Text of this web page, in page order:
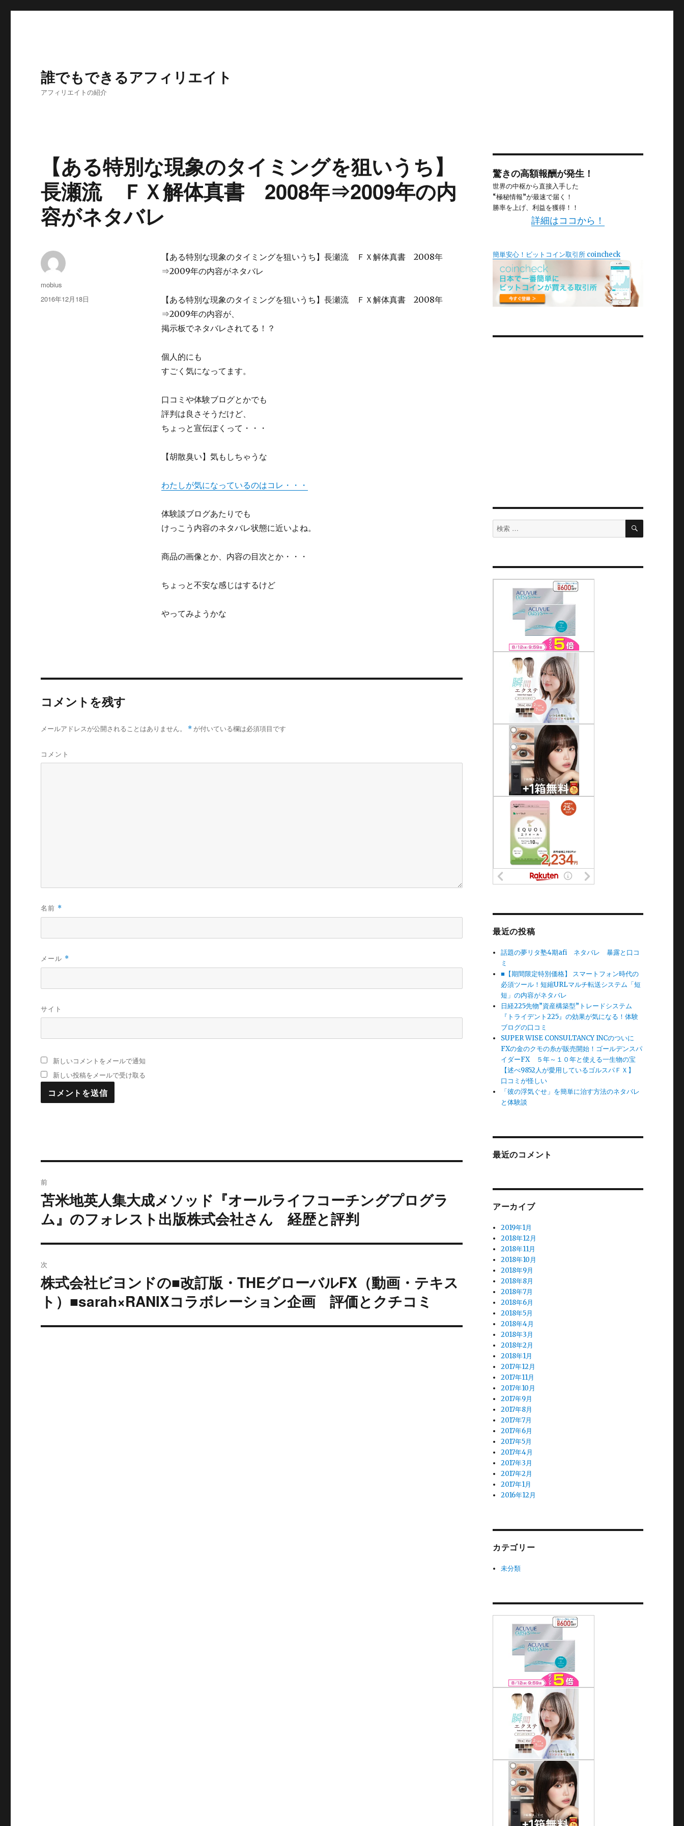
誰でもできるアフィリエイト
アフィリエイトの紹介
【ある特別な現象のタイミングを狙いうち】
長瀬流 ＦＸ解体真書 2008年⇒2009年の内
容がネタバレ
【ある特別な現象のタイミングを狙いうち】長瀬流 ＦＸ解体真書 2008年
⇒2009年の内容がネタバレ
【ある特別な現象のタイミングを狙いうち】長瀬流 ＦＸ解体真書 2008年
⇒2009年の内容が、
掲示板でネタバレされてる！？
個人的にも
すごく気になってます。
口コミや体験ブログとかでも
評判は良さそうだけど、
ちょっと宣伝ぽくって・・・
【胡散臭い】気もしちゃうな
わたしが気になっているのはコレ・・・
体験談ブログあたりでも
けっこう内容のネタバレ状態に近いよね。
商品の画像とか、内容の目次とか・・・
ちょっと不安な感じはするけど
やってみようかな
投
稿
mobius
投
2016年12月18日
コメントを残す
メールアドレスが公開されることはありません。 * が付いている欄は必須項目です
コメント
名前 *
メール *
サイト
新しいコメントをメールで通知
新しい投稿をメールで受け取る
稿
ナ
ゲ
ー
シ
ョ
前
過
去
の
投
苫米地英人集大成メソッド『オールライフコーチングプログラ
ム』のフォレスト出版株式会社さん 経歴と評判
次
次
の
投
稿:
株式会社ビヨンドの■改訂版・THEグローバルFX（動画・テキス
ト）■sarah×RANIXコラボレーション企画 評価とクチコミ
驚きの高額報酬が発生！
世界の中枢から直接入手した
“極秘情報”が最速で届く！
勝率を上げ、利益を獲得！！
詳細はココから！
簡単安心！ビットコイン取引所 coincheck
検
索
検
最近の投稿
話題の夢リタ塾4期afi ネタバレ 暴露と口コ
ミ
■【期間限定特別価格】 スマートフォン時代の
必須ツール！短縮URLマルチ転送システム「短
短」の内容がネタバレ
日経225先物”資産構築型”トレードシステム
『トライデント225』の効果が気になる！体験
ブログの口コミ
SUPER WISE CONSULTANCY INCのついに
FXの金のクモの糸が販売開始！ゴールデンスパ
イダーFX ５年～１０年と使える一生物の宝
【述べ9852人が愛用しているゴルスパＦＸ】
口コミが怪しい
「彼の浮気ぐせ」を簡単に治す方法のネタバレ
と体験談
最近のコメント
アーカイブ
2019年1月
2018年12月
2018年11月
2018年10月
2018年9月
2018年8月
2018年7月
2018年6月
2018年5月
2018年4月
2018年3月
2018年2月
2018年1月
2017年12月
2017年11月
2017年10月
2017年9月
2017年8月
2017年7月
2017年6月
2017年5月
2017年4月
2017年3月
2017年2月
2017年1月
2016年12月
カテゴリー
未分類